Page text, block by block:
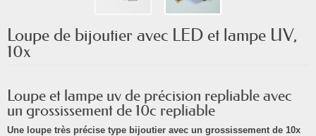
Loupe de bijoutier avec LED et lampe UV,
10x
Loupe et lampe uv de précision repliable avec
un grossissement de 10c repliable
Une loupe très précise type bijoutier avec un grossissement de 10x